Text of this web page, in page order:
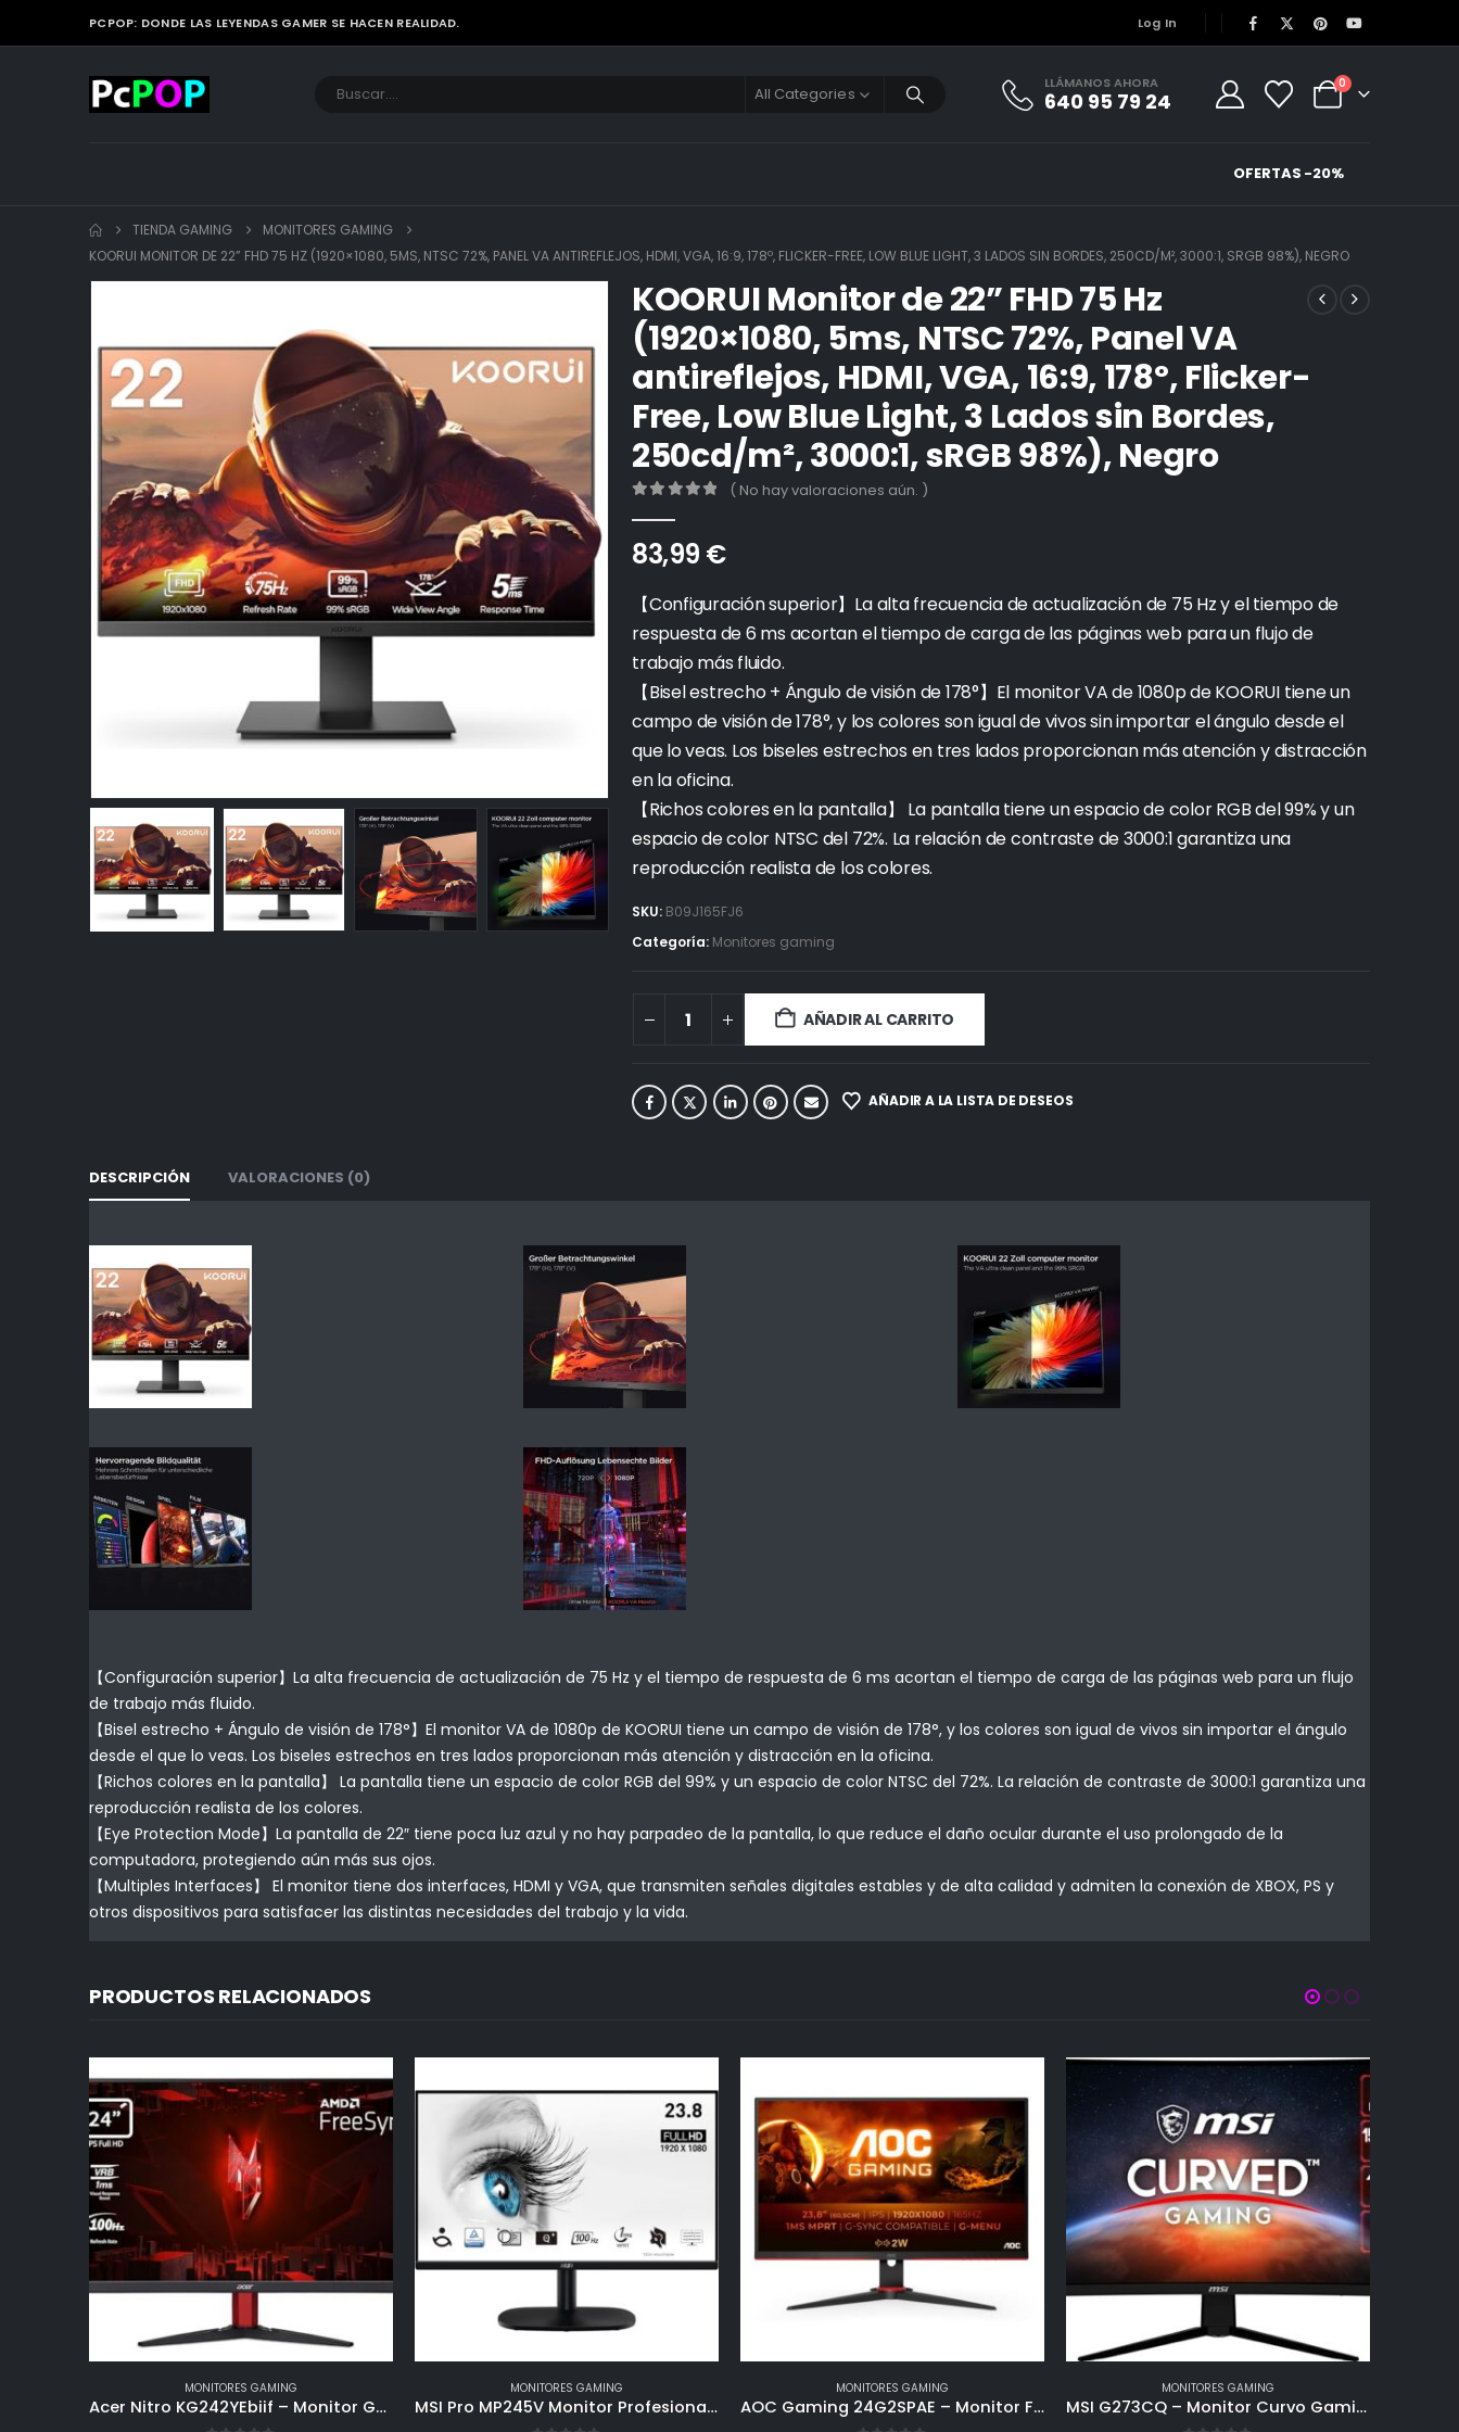
PCPOP: DONDE LAS LEYENDAS GAMER SE HACEN REALIDAD. Log In
All Categories
LLÁMANOS AHORA
640 95 79 24
0
OFERTAS -20%
TIENDA GAMING
MONITORES GAMING
KOORUI MONITOR DE 22” FHD 75 HZ (1920×1080, 5MS, NTSC 72%, PANEL VA ANTIREFLEJOS, HDMI, VGA, 16:9, 178º, FLICKER-FREE, LOW BLUE LIGHT, 3 LADOS SIN BORDES, 250CD/M², 3000:1, SRGB 98%), NEGRO
KOORUI Monitor de 22” FHD 75 Hz
(1920×1080, 5ms, NTSC 72%, Panel VA
antireflejos, HDMI, VGA, 16:9, 178º, Flicker-
Free, Low Blue Light, 3 Lados sin Bordes,
250cd/m², 3000:1, sRGB 98%), Negro
( No hay valoraciones aún. )
83,99 €
【Configuración superior】La alta frecuencia de actualización de 75 Hz y el tiempo de
respuesta de 6 ms acortan el tiempo de carga de las páginas web para un flujo de
trabajo más fluido.
【Bisel estrecho + Ángulo de visión de 178°】El monitor VA de 1080p de KOORUI tiene un
campo de visión de 178°, y los colores son igual de vivos sin importar el ángulo desde el
que lo veas. Los biseles estrechos en tres lados proporcionan más atención y distracción
en la oficina.
【Richos colores en la pantalla】 La pantalla tiene un espacio de color RGB del 99% y un
espacio de color NTSC del 72%. La relación de contraste de 3000:1 garantiza una
reproducción realista de los colores.
SKU: B09J165FJ6
Categoría: Monitores gaming
AÑADIR AL CARRITO
AÑADIR A LA LISTA DE DESEOS
DESCRIPCIÓN VALORACIONES (0)
【Configuración superior】La alta frecuencia de actualización de 75 Hz y el tiempo de respuesta de 6 ms acortan el tiempo de carga de las páginas web para un flujo
de trabajo más fluido.
【Bisel estrecho + Ángulo de visión de 178°】El monitor VA de 1080p de KOORUI tiene un campo de visión de 178°, y los colores son igual de vivos sin importar el ángulo
desde el que lo veas. Los biseles estrechos en tres lados proporcionan más atención y distracción en la oficina.
【Richos colores en la pantalla】 La pantalla tiene un espacio de color RGB del 99% y un espacio de color NTSC del 72%. La relación de contraste de 3000:1 garantiza una
reproducción realista de los colores.
【Eye Protection Mode】La pantalla de 22″ tiene poca luz azul y no hay parpadeo de la pantalla, lo que reduce el daño ocular durante el uso prolongado de la
computadora, protegiendo aún más sus ojos.
【Multiples Interfaces】 El monitor tiene dos interfaces, HDMI y VGA, que transmiten señales digitales estables y de alta calidad y admiten la conexión de XBOX, PS y
otros dispositivos para satisfacer las distintas necesidades del trabajo y la vida.
PRODUCTOS RELACIONADOS
MONITORES GAMING
Acer Nitro KG242YEbiif – Monitor Gaming 24″ Full HD 100 Hz (60 cm, 1920×1080, 16:9, 250 Nits, Tiempo de Respuesta 1ms VRB, AMD FreeSync, 2xHDMI 2.0/DP 1.2) Monitor PC Gaming Color Negro
MONITORES GAMING
MSI Pro MP245V Monitor Profesional, de 23,8′ FHD, 1920 x 1080, 100 Hz, VA, Plano, Anti-Glare, 16:9, 300 nits, Negro
MONITORES GAMING
AOC Gaming 24G2SPAE – Monitor FHD de 24 Pulgadas, 165 Hz, MPRT de 1 ms, FreeSync, Compatible con G-Sync, Altavoz (1920 x 1080, VGA, HDMI, DisplayPort), Color Negro y Rojo
MONITORES GAMING
MSI G273CQ – Monitor Curvo Gaming de 27″ WQHD (2560 x 1440) Panel VA, 170Hz / 1ms, AMD FreeSync Premium, HDR Ready, Curvatura 1500R, Color Negro